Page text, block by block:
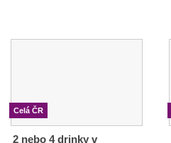
Celá ČR
2 nebo 4 drinky v